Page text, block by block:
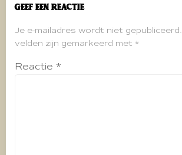
Geef een reactie
Je e-mailadres wordt niet gepubliceerd.
velden zijn gemarkeerd met *
Reactie *